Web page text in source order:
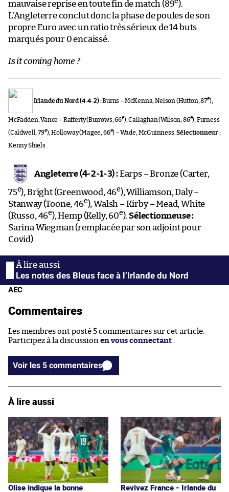
mauvaise reprise en toute fin de match (89 ).
L’Angleterre conclut donc la phase de poules de son
propre Euro avec un ratio très sérieux de 14 buts
marqués pour 0 encaissé.
Is it coming home ?
Irlande du Nord (4-4-2) :Burns – McKenna, Nelson (Hutton, 87e),
McFadden, Vance – Rafferty (Burrows, 66e), Callaghan (Wilson, 86e), Furness
(Caldwell, 79e), Holloway (Magee, 66e) – Wade, McGuinness.Sélectionneur :
Kenny Shiels
Angleterre (4-2-1-3) :Earps – Bronze (Carter,
75e), Bright (Greenwood, 46e), Williamson, Daly –
Stanway (Toone, 46e), Walsh – Kirby – Mead, White
(Russo, 46e), Hemp (Kelly, 60e). Sélectionneuse :
Sarina Wiegman (remplacée par son adjoint pour
Covid)
Les notes des Bleus face à l’Irlande du Nord
AEC
Commentaires
Les membres ont posté 5 commentaires sur cet article.
Participez à la discussion en vous connectant .
Voir les 5 commentaires
À lire aussi
Olise indique la bonne
Revivez France - Irlande du